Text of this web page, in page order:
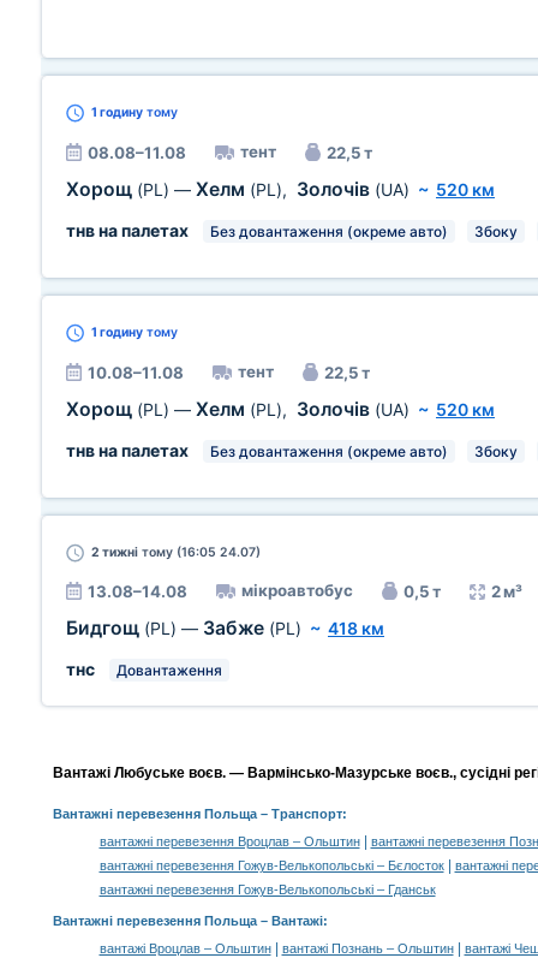
1 годину тому
08.08–11.08 тент 22,5 т
Хорощ (PL) — Хелм (PL), Золочів (UA) ~ 520 км
тнв на палетах
Без довантаження (окреме авто) Збоку
1 годину тому
10.08–11.08 тент 22,5 т
Хорощ (PL) — Хелм (PL), Золочів (UA) ~ 520 км
тнв на палетах
Без довантаження (окреме авто) Збоку
2 тижні тому (16:05 24.07)
13.08–14.08 мікроавтобус 0,5 т 2 м³
Бидгощ (PL) — Забже (PL) ~ 418 км
тнс
Довантаження
Вантажі Любуське воєв. — Вармінсько-Мазурське воєв., сусідні
Вантажні перевезення Польща– Транспорт:
вантажні перевезення Вроцлав – Ольштин|
вантажні перевезення
вантажні перевезення Гожув-Велькопольські – Бєлосток|
вантажні
вантажні перевезення Гожув-Велькопольські – Гданськ
Вантажні перевезення Польща – Вантажі:
вантажі Вроцлав – Ольштин| вантажі Познань – Ольштин|
вантажі